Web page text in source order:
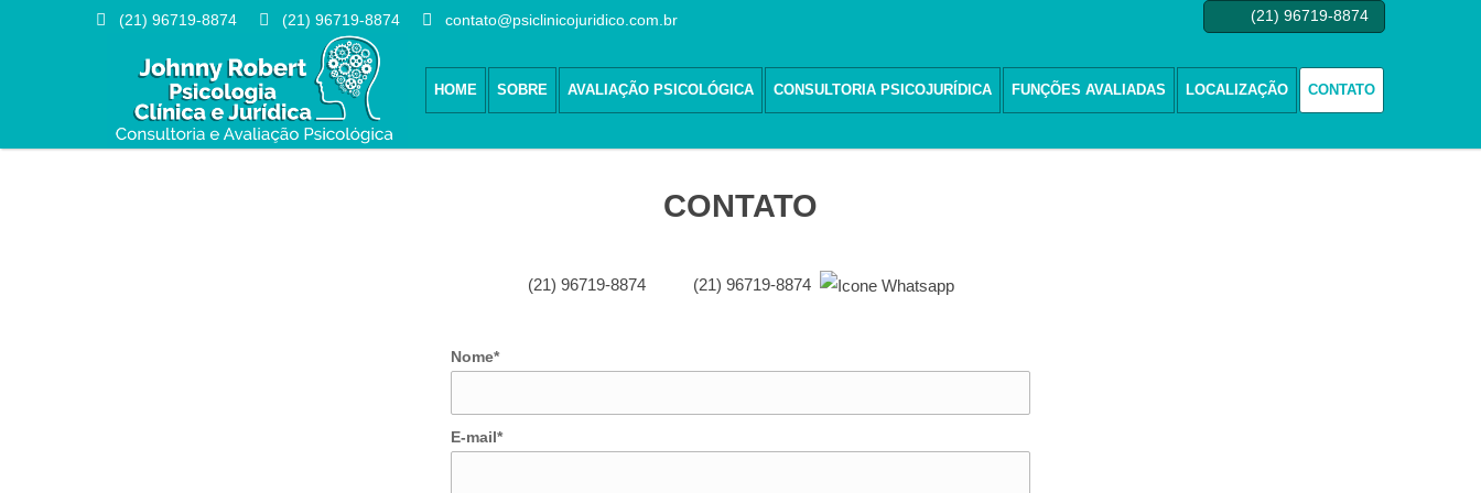
 (21) 96719-8874  (21) 96719-8874 contato@psiclinicojuridico.com.br
(21) 96719-8874
HOME SOBRE AVALIAÇÃO PSICOLÓGICA CONSULTORIA PSICOJURÍDICA FUNÇÕES AVALIADAS LOCALIZAÇÃO CONTATO
CONTATO
(21) 96719-8874 (21) 96719-8874
Nome*
E-mail*